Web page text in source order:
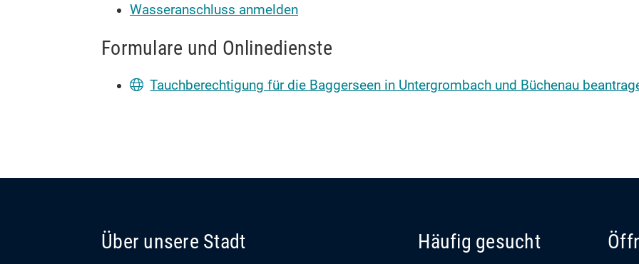
Wasseranschluss anmelden
Formulare und Onlinedienste
Tauchberechtigung für die Baggerseen in Untergrombach und Büchenau
Über unsere Stadt Häufig gesucht